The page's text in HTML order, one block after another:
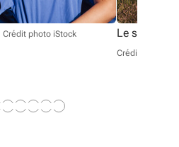
Crédit photo iStock Le sport
Crédit photo